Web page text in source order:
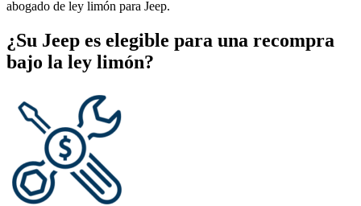
abogado de ley limón para Jeep.
¿Su Jeep es elegible para una recompra
bajo la ley limón?